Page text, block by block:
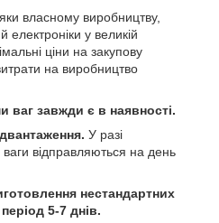
власному виробництву,
електроніки у великій
ціни на закупову
на виробництво
ваг завжди є в наявності.
У разі
відправляються на день
нестандартних
5-7 днів.